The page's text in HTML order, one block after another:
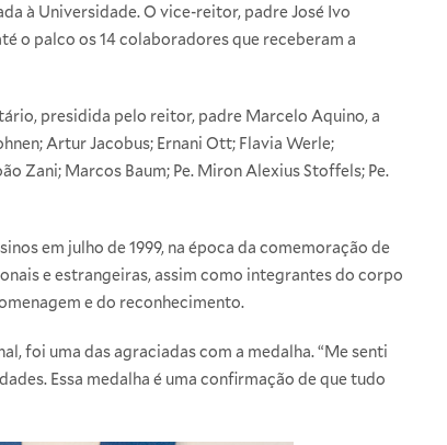
à Universidade. O vice-reitor, padre José Ivo
o palco os 14 colaboradores que receberam a
presidida pelo reitor, padre Marcelo Aquino, a
Artur Jacobus; Ernani Ott; Flavia Werle;
Zani; Marcos Baum; Pe. Miron Alexius Stoffels; Pe.
em julho de 1999, na época da comemoração de
e estrangeiras, assim como integrantes do corpo
e do reconhecimento.
foi uma das agraciadas com a medalha. “Me senti
Essa medalha é uma confirmação de que tudo